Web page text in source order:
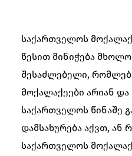
საქართველოს
წესით მინიჭება
შესაძლებელი,
მოქალაქეები არიან
საქართველოს წინაშე
დამსახურება აქვთ, ან
საქართველოს